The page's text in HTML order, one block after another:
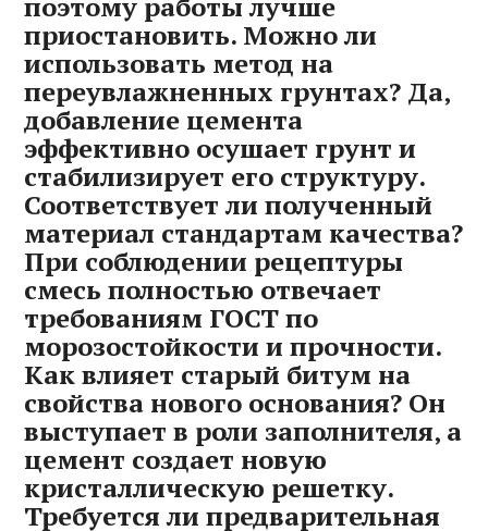
приостановить. Можно ли
использовать метод на
переувлажненных грунтах? Да‚
добавление цемента
эффективно осушает грунт и
стабилизирует его структуру.
Соответствует ли полученный
материал стандартам качества?
При соблюдении рецептуры
смесь полностью отвечает
требованиям ГОСТ по
морозостойкости и прочности.
Как влияет старый битум на
свойства нового основания? Он
выступает в роли заполнителя‚ а
цемент создает новую
кристаллическую решетку.
Требуется ли предварительная